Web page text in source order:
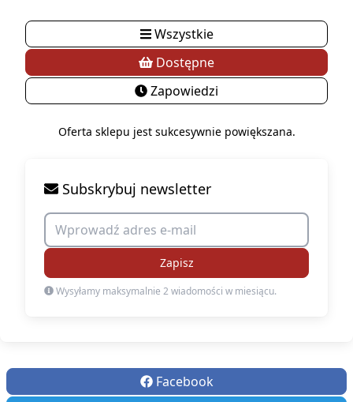
Wszystkie
Dostępne
Zapowiedzi
Oferta sklepu jest sukcesywnie powiększana.
Subskrybuj newsletter
Zapisz
Wysyłamy maksymalnie 2 wiadomości w miesiącu.
Facebook